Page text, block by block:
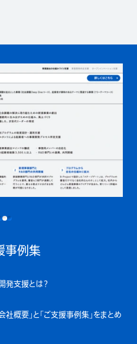
事例集
支援とは？
社概要」と「ご支援事例集」をまとめ